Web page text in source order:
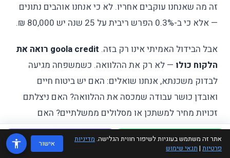
זה מה שאנחנו עוקבים אחריו. לא כי אנחנו אוהבים נתונים
— אלא כי ב-0.3% הפרש ריבית על 25 שנה יש 80,000 ₪.
אבל הבידול האמיתי אינו רק בזה.
goola credit רואה את
הלקוח כולו — לא רק את ההלוואה. כשמשפחה מגיעה
לבדוק משכנתא, אנחנו שואלים: האם יש ביטוח חיים
ואובדן כושר עבודה שמכסה את ההלוואה? האם ניצלתם
זכויות מחיר למשתכן או מסלולים ממשלתיים? האם
ההחזר החודשי שאתם שוקלים מאפשר לכם גם פנסיה, גם
חסכון חירום, גם חיים? משכנתא שנראית טובה על הנייר
WhatsApp טלפון אתר זה משתמש בעוגיות לשיפור חווית הגלישה. מדיניות
פרטיות | תנאי שימוש אישור